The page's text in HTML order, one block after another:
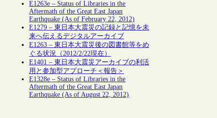
E1263e – Status of Libraries in the
Aftermath of the Great East Japan
Earthquake (As of February 22, 2012)
E1279 – 東日本大震災の記録と記憶を未
来へ伝えるデジタルアーカイブ
E1263 – 東日本大震災後の図書館等をめ
ぐる状況（2012/2/22現在）
E1401 – 東日本大震災アーカイブの利活
用と参加型アプローチ＜報告＞
E1328e – Status of Libraries in the
Aftermath of the Great East Japan
Earthquake (As of August 22, 2012)